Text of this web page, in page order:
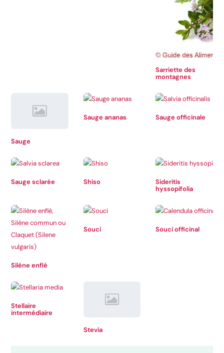
Sarriette des
montagnes
Sauge
Sauge ananas Sauge officinale
Sauge sclarée Shiso
Sideritis
hyssopifolia
Silène enflé
Souci Souci officinal
Stellaire
intermédiaire
Stevia